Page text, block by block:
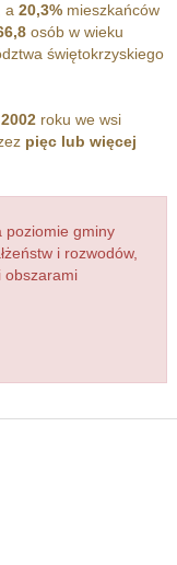
a 20,3%mieszkańców
osób w wieku
świętokrzyskiego
2002roku we wsi
pięc lub więcej
poziomie gminy
i rozwodów,
obszarami